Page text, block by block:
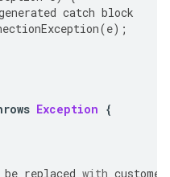
catch block
(e);
Exception {
be replaced with customer